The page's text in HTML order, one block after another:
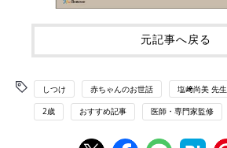
元記事へ戻る
しつけ 赤ちゃんのお世話 塩﨑尚美 先生
2歳 おすすめ記事 医師・専門家監修